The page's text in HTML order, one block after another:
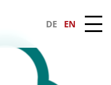
DE EN